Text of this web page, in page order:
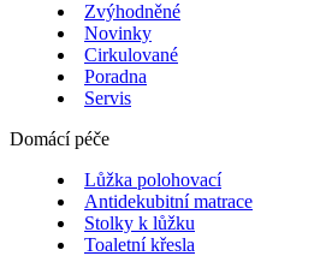
Zvýhodněné
Novinky
Cirkulované
Poradna
Servis
Domácí péče
Lůžka polohovací
Antidekubitní matrace
Stolky k lůžku
Toaletní křesla